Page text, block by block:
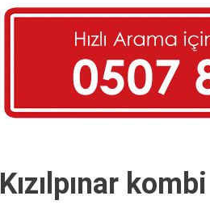
Kızılpınar